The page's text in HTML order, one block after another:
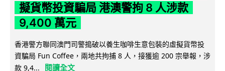
擬貨幣投資騙局 港澳警拘 8 人涉款
9,400 萬元
香港警方聯同澳門司警搗破以養生咖啡生意包裝的虛擬貨幣投
資騙局 Fun Coffee，兩地共拘捕 8 人，接獲逾 200 宗舉報，涉
款 9,4...
閱讀全文